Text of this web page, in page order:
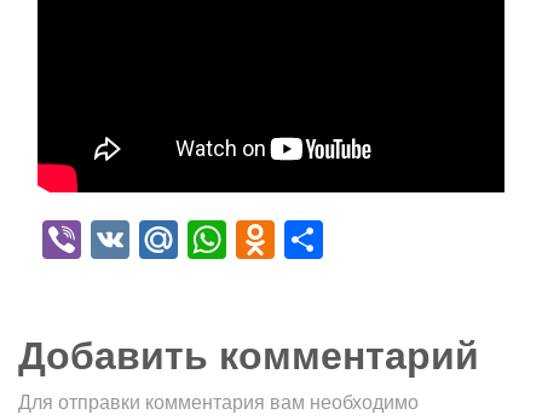
Viber
VK Mail.Ru
WhatsApp
Odnoklassniki
Добавить комментарий
Для отправки комментария вам необходимо